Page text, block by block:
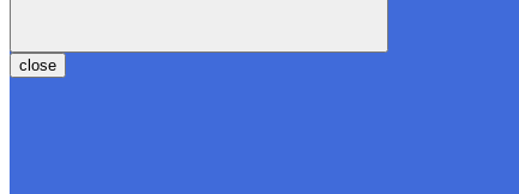
close